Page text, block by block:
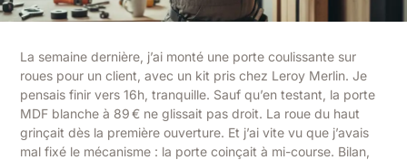
La semaine dernière, j’ai monté une porte coulissante sur
roues pour un client, avec un kit pris chez Leroy Merlin. Je
pensais finir vers 16h, tranquille. Sauf qu’en testant, la porte
MDF blanche à 89 € ne glissait pas droit. La roue du haut
grinçait dès la première ouverture. Et j’ai vite vu que j’avais
mal fixé le mécanisme : la porte coinçait à mi-course. Bilan,